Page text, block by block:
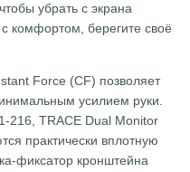
убрать с экрана
комфортом, берегите своё
Force (CF) позволяет
усилием руки.
216, TRACE Dual Monitor
практически вплотную
фиксатор кронштейна